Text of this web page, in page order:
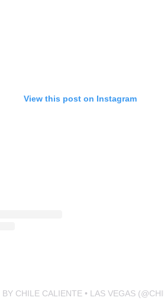
View this post on Instagram
CHILE CALIENTE • LAS VEGAS